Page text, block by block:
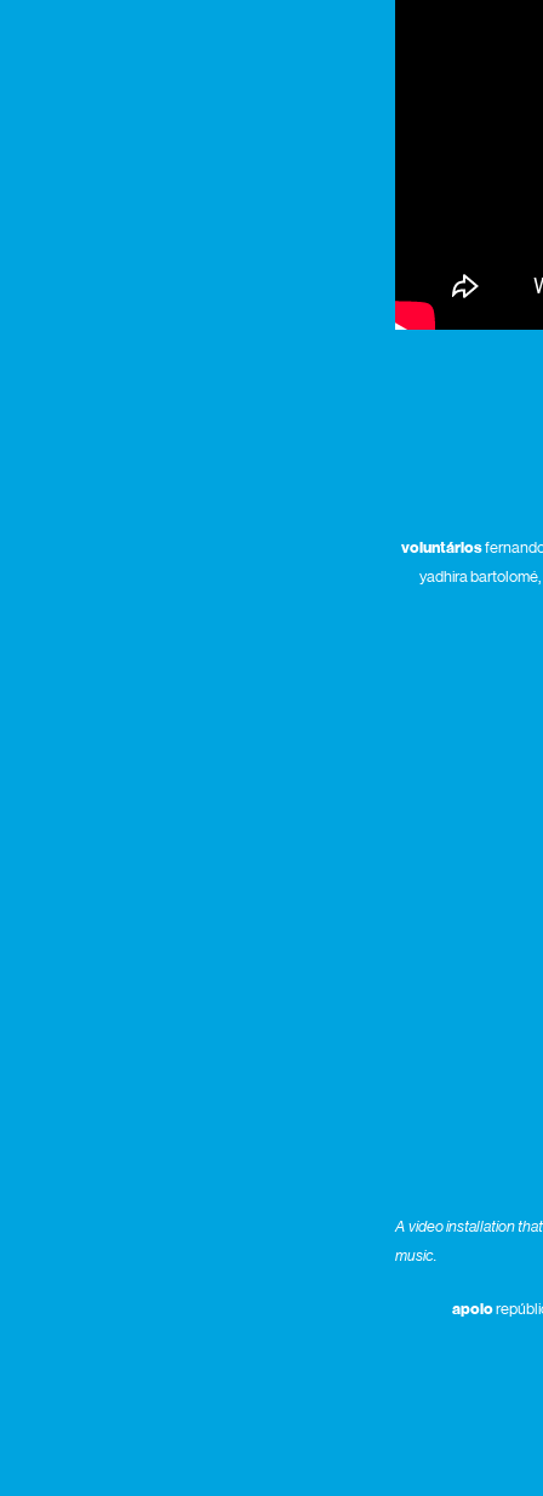
voluntáriosfernando
yadhira
A video installation
music.
apoio